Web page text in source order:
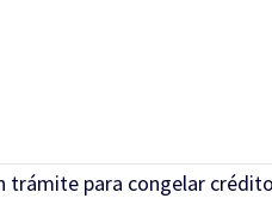
trámite para congelar